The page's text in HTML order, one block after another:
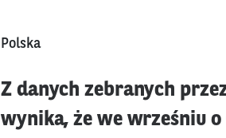
Polska
Z danych zebranych
wynika, że we wrześniu